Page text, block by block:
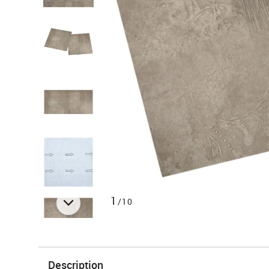
1 /10
Description